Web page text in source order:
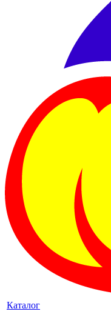
Каталог